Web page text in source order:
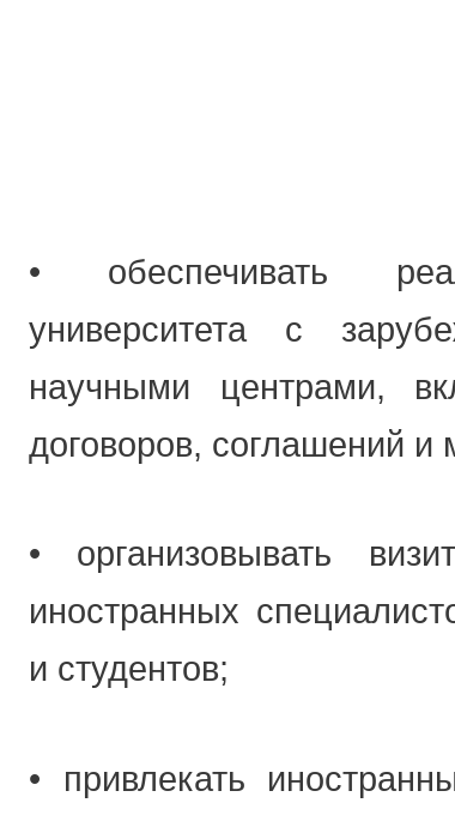
• обеспечивать
университета с
научными центрами,
договоров, соглашений
• организовывать
иностранных
и студентов;
• привлекать